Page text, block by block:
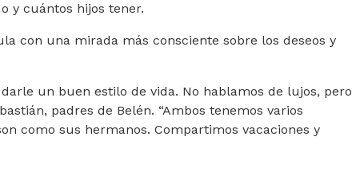
y cuántos hijos tener.
con una mirada más consciente sobre los deseos y
un buen estilo de vida. No hablamos de lujos, pero
padres de Belén. “Ambos tenemos varios
como sus hermanos. Compartimos vacaciones y